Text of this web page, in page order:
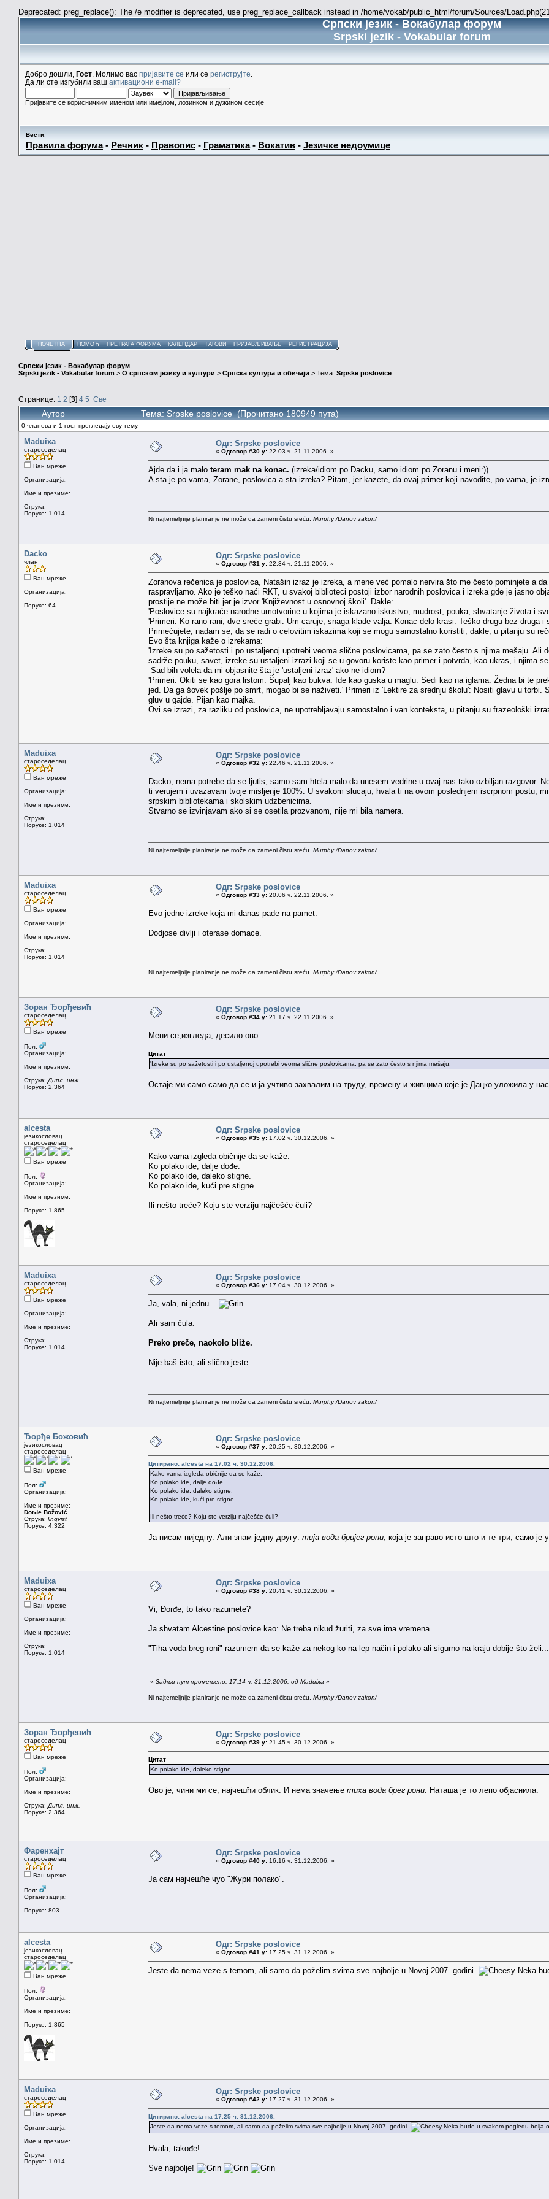
Deprecated: preg_replace(): The /e modifier is deprecated, use preg_replace_callback instead in /home/vokab/public_html/forum/Sources/
Српски језик - Вокабулар форум
Srpski jezik - Vokabular forum
Добро дошли, Гост . Молимо вас пријавите се или се региструјте
Да ли сте изгубили ваш активациони e-mail?
Пријавите се корисничким именом или имејлом, лозинком и дужином сесије
Вести:
Правила форума- Речник - Правопис - Граматика- Вокатив - Језичке недоумице
ПОЧЕТНА ПОМОЋ ПРЕТРАГА ФОРУМА КАЛЕНДАР ТАГОВИ ПРИЈАВЉИВАЊЕ РЕГИСТРАЦИЈА
Српски језик - Вокабулар форум
Srpski jezik - Vokabular forum > О српском језику и култури > Српска култура и обичаји > Тема: Srpske poslovice
Странице: 1 2 [3] 4 5 Све
Аутор Тема: Srpske poslovice (Прочитано 180949 пута)
0 чланова и 1 гост прегледају ову тему.
Maduixa
староседелац
Ван мреже
Организација:
Име и презиме:
Струка:
Поруке: 1.014
Одг: Srpske poslovice
« Одговор #30 у: 22.03 ч. 21.11.2006. »
Ajde da i ja malo teram mak na konac. (izreka/idiom po Dacku, samo idiom po Zoranu i meni:))
A sta je po vama, Zorane, poslovica a sta izreka? Pitam, jer kazete, da ovaj primer koji navodite, po vama, je
Ni najtemeljnije planiranje ne može da zameni čistu sreću. Murphy /Danov zakon/
Dacko
члан
Ван мреже
Организација:
Поруке: 64
Одг: Srpske poslovice
« Одговор #31 у: 22.34 ч. 21.11.2006. »
Zoranova rečenica je poslovica, Natašin izraz je izreka, a mene već pomalo nervira što me često pominjete a
raspravljamo. Ako je teško naći RKT, u svakoj biblioteci postoji izbor narodnih poslovica i izreka gde je jasno
prostije ne može biti jer je izvor 'Književnost u osnovnoj školi'. Dakle:
'Poslovice su najkraće narodne umotvorine u kojima je iskazano iskustvo, mudrost, pouka, shvatanje života i
'Primeri: Ko rano rani, dve sreće grabi. Um caruje, snaga klade valja. Konac delo krasi. Teško drugu bez druga i
Primećujete, nadam se, da se radi o celovitim iskazima koji se mogu samostalno koristiti, dakle, u pitanju su
Evo šta knjiga kaže o izrekama:
'Izreke su po sažetosti i po ustaljenoj upotrebi veoma slične poslovicama, pa se zato često s njima mešaju.
sadrže pouku, savet, izreke su ustaljeni izrazi koji se u govoru koriste kao primer i potvrda, kao ukras, i njima
Sad bih volela da mi objasnite šta je 'ustaljeni izraz' ako ne idiom?
'Primeri: Okiti se kao gora listom. Šupalj kao bukva. Ide kao guska u maglu. Sedi kao na iglama. Žedna bi te
jed. Da ga šovek pošlje po smrt, mogao bi se naživeti.' Primeri iz 'Lektire za srednju školu': Nositi glavu u
gluv u gajde. Pijan kao majka.
Ovi se izrazi, za razliku od poslovica, ne upotrebljavaju samostalno i van konteksta, u pitanju su frazeološki
Maduixa
староседелац
Ван мреже
Организација:
Име и презиме:
Струка:
Поруке: 1.014
Одг: Srpske poslovice
« Одговор #32 у: 22.46 ч. 21.11.2006. »
Dacko, nema potrebe da se ljutis, samo sam htela malo da unesem vedrine u ovaj nas tako ozbiljan razgovor.
ti verujem i uvazavam tvoje misljenje 100%. U svakom slucaju, hvala ti na ovom poslednjem iscrpnom postu,
srpskim bibliotekama i skolskim udzbenicima.
Stvarno se izvinjavam ako si se osetila prozvanom, nije mi bila namera.
Ni najtemeljnije planiranje ne može da zameni čistu sreću. Murphy /Danov zakon/
Maduixa
староседелац
Ван мреже
Организација:
Име и презиме:
Струка:
Поруке: 1.014
Одг: Srpske poslovice
« Одговор #33 у: 20.06 ч. 22.11.2006. »
Evo jedne izreke koja mi danas pade na pamet.
Dodjose divlji i oterase domace.
Ni najtemeljnije planiranje ne može da zameni čistu sreću. Murphy /Danov zakon/
Зоран Ђорђевић
староседелац
Ван мреже
Пол:
Организација:
Име и презиме:
Струка: Дипл. инж.
Поруке: 2.364
Одг: Srpske poslovice
« Одговор #34 у: 21.17 ч. 22.11.2006. »
Мени се,изгледа, десило ово:
Цитат
'Izreke su po sažetosti i po ustaljenoj upotrebi veoma slične poslovicama, pa se zato često s njima mešaju.
Остаје ми само само да се и ја учтиво захвалим на труду, времену и живцима које је Дацко уложила у нас.
alcesta
језикословац
староседелац
Ван мреже
Пол:
Организација:
Име и презиме:
Поруке: 1.865
Одг: Srpske poslovice
« Одговор #35 у: 17.02 ч. 30.12.2006. »
Kako vama izgleda običnije da se kaže:
Ko polako ide, dalje dođe.
Ko polako ide, daleko stigne.
Ko polako ide, kući pre stigne.
Ili nešto treće? Koju ste verziju najčešće čuli?
Maduixa
староседелац
Ван мреже
Организација:
Име и презиме:
Струка:
Поруке: 1.014
Одг: Srpske poslovice
« Одговор #36 у: 17.04 ч. 30.12.2006. »
Ja, vala, ni jednu...
Ali sam čula:
Preko preče, naokolo bliže.
Nije baš isto, ali slično jeste.
Ni najtemeljnije planiranje ne može da zameni čistu sreću. Murphy /Danov zakon/
Ђорђе Божовић
језикословац
староседелац
Ван мреже
Пол:
Организација:
Име и презиме:
Đorđe Božović
Струка: lingvist
Поруке: 4.322
Одг: Srpske poslovice
« Одговор #37 у: 20.25 ч. 30.12.2006. »
Цитирано: alcesta на 17.02 ч. 30.12.2006.
Kako vama izgleda običnije da se kaže:
Ko polako ide, dalje dođe.
Ko polako ide, daleko stigne.
Ko polako ide, kući pre stigne.
Ili nešto treće? Koju ste verziju najčešće čuli?
Ја нисам ниједну. Али знам једну другу: тија вода бријег рони , која је заправо исто што и те три, само је
Maduixa
староседелац
Ван мреже
Организација:
Име и презиме:
Струка:
Поруке: 1.014
Одг: Srpske poslovice
« Одговор #38 у: 20.41 ч. 30.12.2006. »
Vi, Đorđe, to tako razumete?
Ja shvatam Alcestine poslovice kao: Ne treba nikud žuriti, za sve ima vremena.
"Tiha voda breg roni" razumem da se kaže za nekog ko na lep način i polako ali sigurno na kraju dobije što
« Задњи пут промењено: 17.14 ч. 31.12.2006. од Maduixa »
Ni najtemeljnije planiranje ne može da zameni čistu sreću. Murphy /Danov zakon/
Зоран Ђорђевић
староседелац
Ван мреже
Пол:
Организација:
Име и презиме:
Струка: Дипл. инж.
Поруке: 2.364
Одг: Srpske poslovice
« Одговор #39 у: 21.45 ч. 30.12.2006. »
Цитат
Ko polako ide, daleko stigne.
Ово је, чини ми се, најчешћи облик. И нема значење тиха вода брег рони . Наташа је то лепо објаснила.
Фаренхајт
староседелац
Ван мреже
Пол:
Организација:
Поруке: 803
Одг: Srpske poslovice
« Одговор #40 у: 16.16 ч. 31.12.2006. »
Ја сам најчешће чуо "Жури полако".
alcesta
језикословац
староседелац
Ван мреже
Пол:
Организација:
Име и презиме:
Поруке: 1.865
Одг: Srpske poslovice
« Одговор #41 у: 17.25 ч. 31.12.2006. »
Jeste da nema veze s temom, ali samo da poželim svima sve najbolje u Novoj 2007. godini. Neka
Maduixa
староседелац
Ван мреже
Организација:
Име и презиме:
Струка:
Поруке: 1.014
Одг: Srpske poslovice
« Одговор #42 у: 17.27 ч. 31.12.2006. »
Цитирано: alcesta на 17.25 ч. 31.12.2006.
Jeste da nema veze s temom, ali samo da poželim svima sve najbolje u Novoj 2007. godini.
Neka bude u svakom pogledu bolja
Hvala, takođe!
Sve najbolje!